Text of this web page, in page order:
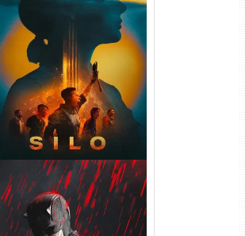
Silo 2ª Temporada (2024)
DL 1080p Dual Áudio